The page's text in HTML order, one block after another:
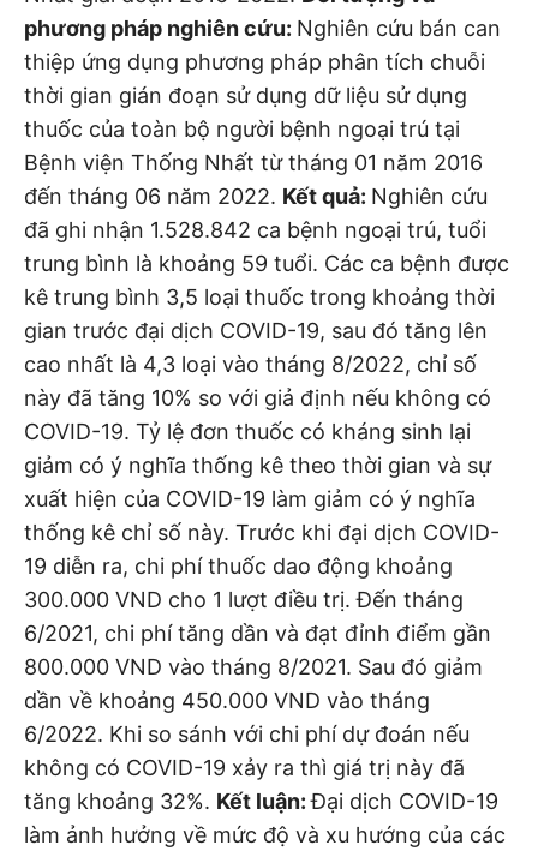
phương pháp nghiên cứu: Nghiên cứu bán can
thiệp ứng dụng phương pháp phân tích chuỗi
thời gian gián đoạn sử dụng dữ liệu sử dụng
thuốc của toàn bộ người bệnh ngoại trú tại
Bệnh viện Thống Nhất từ tháng 01 năm 2016
đến tháng 06 năm 2022. Kết quả: Nghiên cứu
đã ghi nhận 1.528.842 ca bệnh ngoại trú, tuổi
trung bình là khoảng 59 tuổi. Các ca bệnh được
kê trung bình 3,5 loại thuốc trong khoảng thời
gian trước đại dịch COVID-19, sau đó tăng lên
cao nhất là 4,3 loại vào tháng 8/2022, chỉ số
này đã tăng 10% so với giả định nếu không có
COVID-19. Tỷ lệ đơn thuốc có kháng sinh lại
giảm có ý nghĩa thống kê theo thời gian và sự
xuất hiện của COVID-19 làm giảm có ý nghĩa
thống kê chỉ số này. Trước khi đại dịch COVID-
19 diễn ra, chi phí thuốc dao động khoảng
300.000 VND cho 1 lượt điều trị. Đến tháng
6/2021, chi phí tăng dần và đạt đỉnh điểm gần
800.000 VND vào tháng 8/2021. Sau đó giảm
dần về khoảng 450.000 VND vào tháng
6/2022. Khi so sánh với chi phí dự đoán nếu
không có COVID-19 xảy ra thì giá trị này đã
tăng khoảng 32%. Kết luận:Đại dịch COVID-19
làm ảnh hưởng về mức độ và xu hướng của các